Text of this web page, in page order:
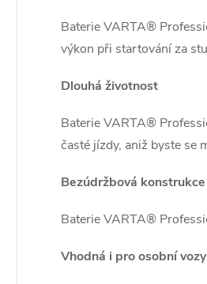
Baterie VARTA®
výkon při startování za
Dlouhá životnost
Baterie VARTA®
časté jízdy, aniž byste se
Bezúdržbová konstrukce
Baterie VARTA®
Vhodná i pro osobní vozy